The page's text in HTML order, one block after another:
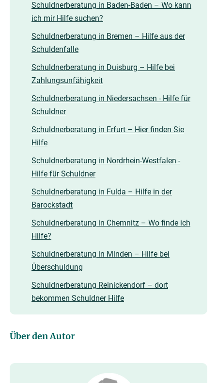
Schuldnerberatung in Baden-Baden – Wo kann
ich mir Hilfe suchen?
Schuldnerberatung in Bremen – Hilfe aus der
Schuldenfalle
Schuldnerberatung in Duisburg – Hilfe bei
Zahlungsunfähigkeit
Schuldnerberatung in Niedersachsen - Hilfe für
Schuldner
Schuldnerberatung in Erfurt – Hier finden Sie
Hilfe
Schuldnerberatung in Nordrhein-Westfalen -
Hilfe für Schuldner
Schuldnerberatung in Fulda – Hilfe in der
Barockstadt
Schuldnerberatung in Chemnitz – Wo finde ich
Hilfe?
Schuldnerberatung in Minden – Hilfe bei
Überschuldung
Schuldnerberatung Reinickendorf – dort
bekommen Schuldner Hilfe
Über den Autor